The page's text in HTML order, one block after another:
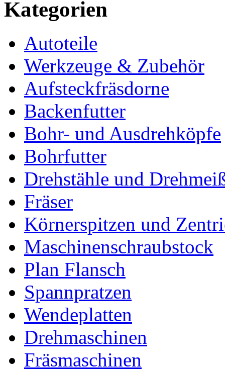
Kategorien
Autoteile
Werkzeuge & Zubehör
Aufsteckfräsdorne
Backenfutter
Bohr- und Ausdrehköpfe
Bohrfutter
Drehstähle und
Fräser
Körnerspitzen und
Maschinenschraubstock
Plan Flansch
Spannpratzen
Wendeplatten
Drehmaschinen
Fräsmaschinen